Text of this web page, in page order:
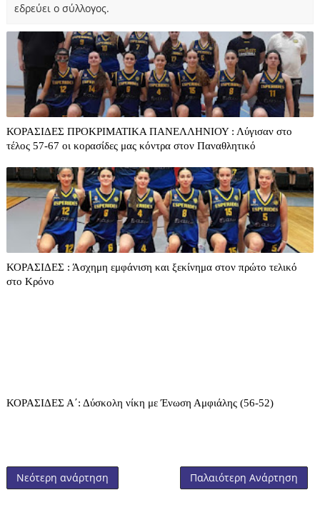
εδρεύει ο σύλλογος.
ΚΟΡΑΣΙΔΕΣ ΠΡΟΚΡΙΜΑΤΙΚΑ ΠΑΝΕΛΛΗΝΙΟΥ : Λύγισαν στο
τέλος 57-67 οι κορασίδες μας κόντρα στον Παναθλητικό
ΚΟΡΑΣΙΔΕΣ : Άσχημη εμφάνιση και ξεκίνημα στον πρώτο τελικό
στο Κρόνο
ΚΟΡΑΣΙΔΕΣ Α΄: Δύσκολη νίκη με Ένωση Αμφιάλης (56-52)
Νεότερη ανάρτηση Παλαιότερη Ανάρτηση